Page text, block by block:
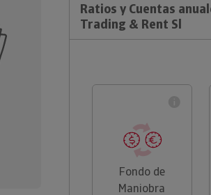
Ratios y Cuentas
Trading & Rent Sl
Fondo de
Maniobra